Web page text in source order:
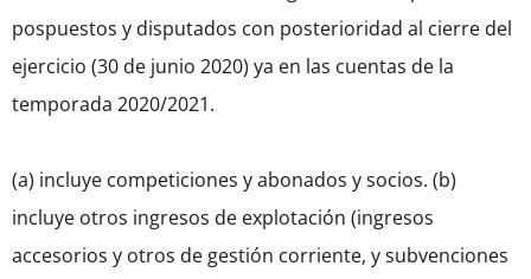
pospuestos y disputados con posterioridad al cierre del
ejercicio (30 de junio 2020) ya en las cuentas de la
temporada 2020/2021.
(a) incluye competiciones y abonados y socios. (b)
incluye otros ingresos de explotación (ingresos
accesorios y otros de gestión corriente, y subvenciones